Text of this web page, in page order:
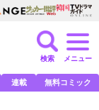
検索 メニュー
連載 無料コミック